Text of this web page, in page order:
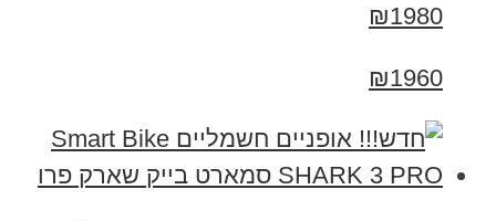
₪1980
₪1960